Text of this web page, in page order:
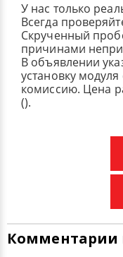
У нас только
Всегда
Скрученный
причинами
В объявлении
установку
комиссию. Цена
().
Комментарии